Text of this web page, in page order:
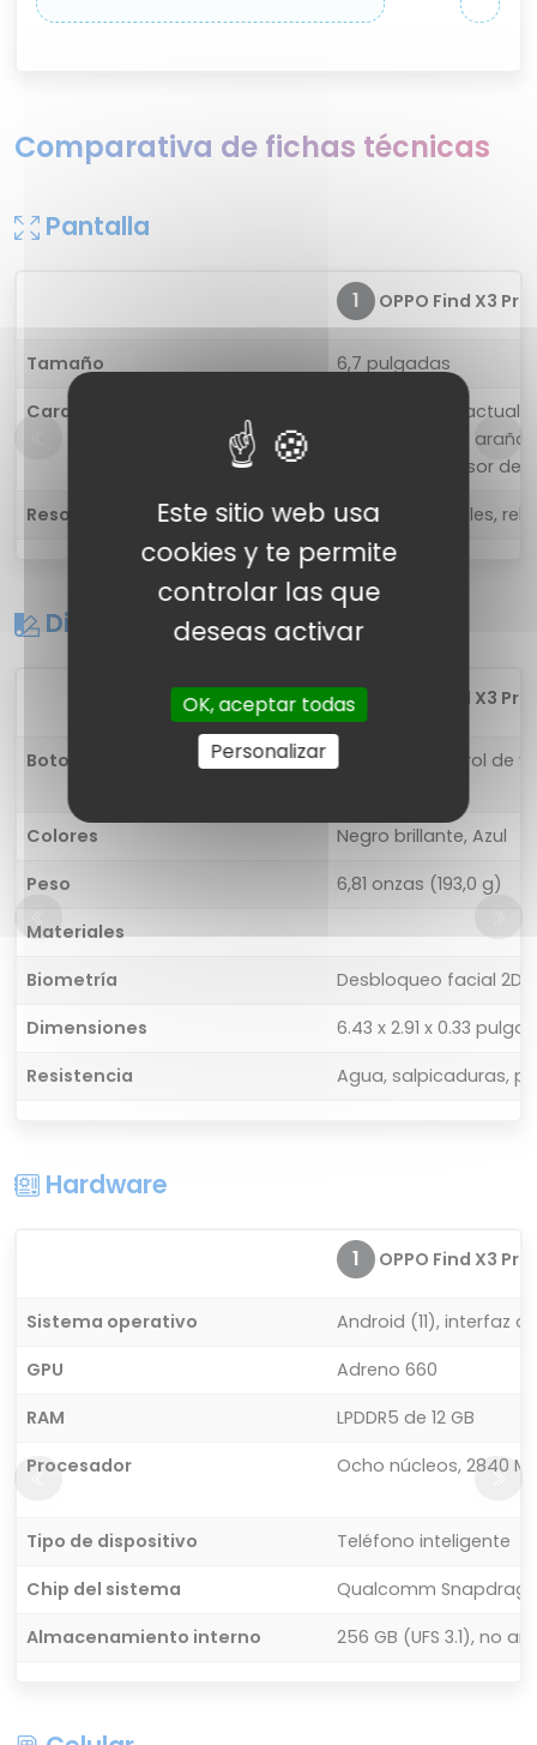
Comparativa de fichas técnicas
Pantalla
1 OPPO Find X3 Pro
Tamaño
6,7 pulgadas
Características
Frecuencia de
resistente a los
ambiental, sensor de
Resolución
3216 x 1440 píxeles,
Diseño
1 OPPO Find X3 Pro
Botones
Izquierda: control de
Colores
Negro brillante, Azul
Peso
6,81 onzas (193,0 g)
Materiales
Biometría
Desbloqueo facial
Dimensiones
6.43 x 2.91 x 0.33
Resistencia
Agua, salpicaduras,
Hardware
1 OPPO Find X3 Pro
Sistema operativo
Android (11), interfaz
GPU
Adreno 660
RAM
LPDDR5 de 12 GB
Procesador
Ocho núcleos, 2840
Tipo de dispositivo
Teléfono inteligente
Chip del sistema
Qualcomm
Almacenamiento interno
256 GB (UFS 3.1), no
Este sitio web usa
cookies y te permite
controlar las que
deseas activar
OK, aceptar todas
Personalizar